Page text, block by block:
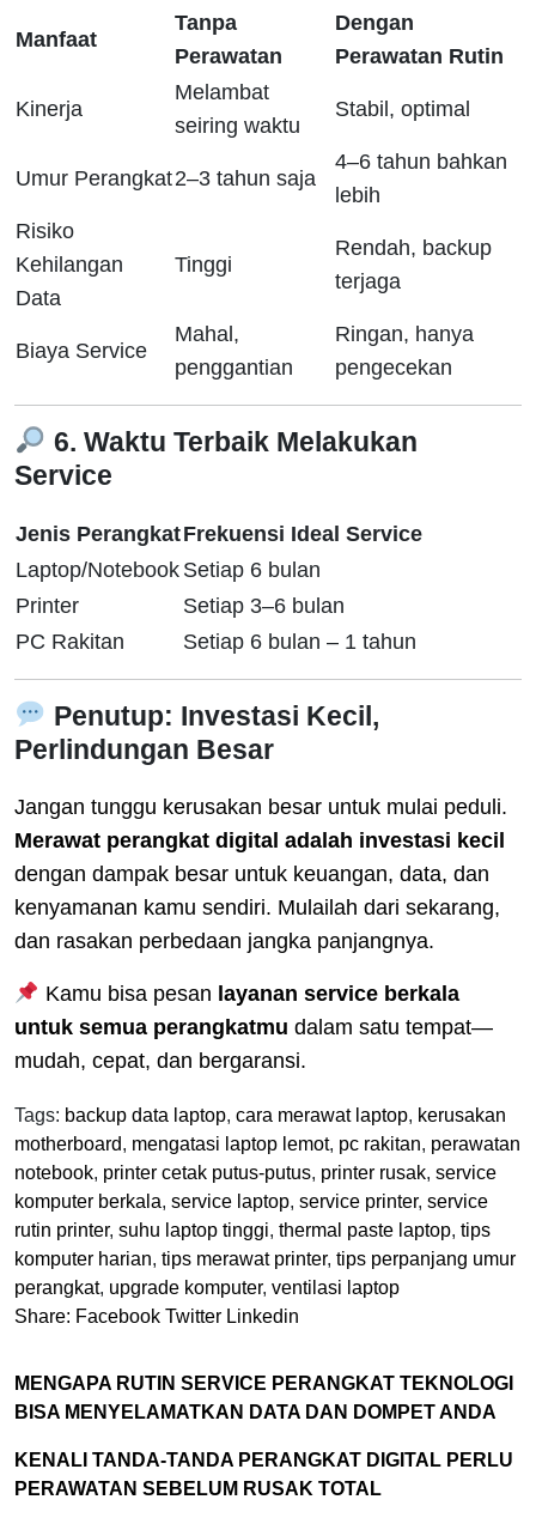
Manfaat
Tanpa
Perawatan
Dengan
Perawatan Rutin
Kinerja
Melambat
seiring waktu
Stabil, optimal
Umur Perangkat2–3 tahun saja
4–6 tahun bahkan
lebih
Risiko
Kehilangan
Data
Tinggi
Rendah, backup
terjaga
Biaya Service
Mahal,
penggantian
Ringan, hanya
pengecekan
6. Waktu Terbaik Melakukan
Service
Jenis PerangkatFrekuensi Ideal Service
Laptop/Notebook Setiap 6 bulan
Printer
Setiap 3–6 bulan
PC Rakitan
Setiap 6 bulan – 1 tahun
Penutup: Investasi Kecil,
Perlindungan Besar
Jangan tunggu kerusakan besar untuk mulai peduli.
Merawat perangkat digital adalah investasi kecil
dengan dampak besar untuk keuangan, data, dan
kenyamanan kamu sendiri. Mulailah dari sekarang,
dan rasakan perbedaan jangka panjangnya.
Kamu bisa pesan layanan service berkala
untuk semua perangkatmu dalam satu tempat—
mudah, cepat, dan bergaransi.
Tags: backup data laptop, cara merawat laptop, kerusakan
motherboard, mengatasi laptop lemot, pc rakitan, perawatan
notebook, printer cetak putus-putus, printer rusak, service
komputer berkala, service laptop, service printer, service
rutin printer, suhu laptop tinggi, thermal paste laptop, tips
komputer harian, tips merawat printer, tips perpanjang umur
perangkat, upgrade komputer, ventilasi laptop
Share: Facebook Twitter Linkedin
MENGAPA RUTIN SERVICE PERANGKAT TEKNOLOGI
BISA MENYELAMATKAN DATA DAN DOMPET ANDA
KENALI TANDA-TANDA PERANGKAT DIGITAL PERLU
PERAWATAN SEBELUM RUSAK TOTAL